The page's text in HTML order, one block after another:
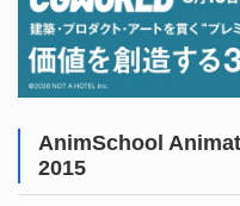
AnimSchool
2015